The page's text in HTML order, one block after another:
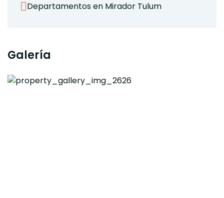
Departamentos en Mirador Tulum
Galería